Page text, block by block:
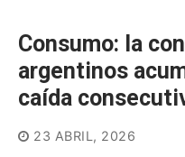
Consumo: la
argentinos
caída
23 ABRIL, 2026